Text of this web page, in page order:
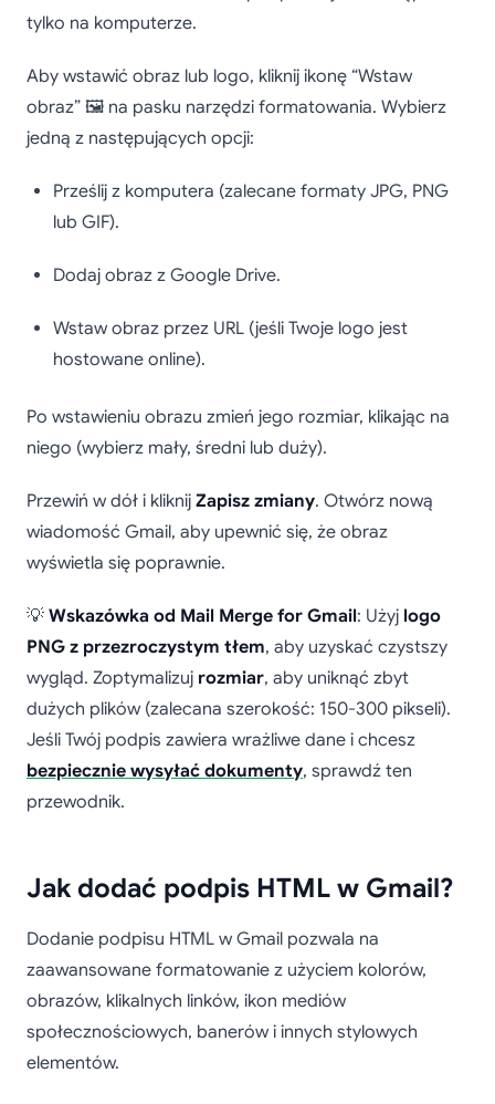
tylko na komputerze.
Aby wstawić obraz lub logo, kliknij ikonę “Wstaw
obraz” 🖼️ na pasku narzędzi formatowania. Wybierz
jedną z następujących opcji:
Prześlij z komputera (zalecane formaty JPG, PNG
lub GIF).
Dodaj obraz z Google Drive.
Wstaw obraz przez URL (jeśli Twoje logo jest
hostowane online).
Po wstawieniu obrazu zmień jego rozmiar, klikając na
niego (wybierz mały, średni lub duży).
Przewiń w dół i kliknij Zapisz zmiany. Otwórz nową
wiadomość Gmail, aby upewnić się, że obraz
wyświetla się poprawnie.
💡 Wskazówka od Mail Merge for Gmail: Użyj logo
PNG z przezroczystym tłem, aby uzyskać czystszy
wygląd. Zoptymalizuj rozmiar, aby uniknąć zbyt
dużych plików (zalecana szerokość: 150-300 pikseli).
Jeśli Twój podpis zawiera wrażliwe dane i chcesz
bezpiecznie wysyłać dokumenty, sprawdź ten
przewodnik.
Jak dodać podpis HTML w Gmail?
Dodanie podpisu HTML w Gmail pozwala na
zaawansowane formatowanie z użyciem kolorów,
obrazów, klikalnych linków, ikon mediów
społecznościowych, banerów i innych stylowych
elementów.